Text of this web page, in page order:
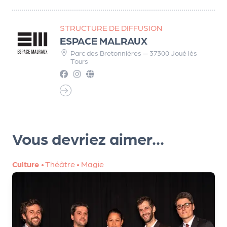
STRUCTURE DE DIFFUSION
ESPACE MALRAUX
Parc des Bretonnières — 37300 Joué lès
Tours
Vous devriez aimer...
Culture •Théâtre • Magie
r
P
r
n
é
n